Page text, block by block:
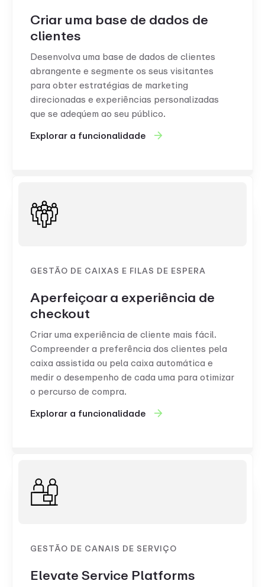
Criar uma base de dados de
clientes
Desenvolva uma base de dados de clientes
abrangente e segmente os seus visitantes
para obter estratégias de marketing
direcionadas e experiências personalizadas
que se adeqúem ao seu público.
Explorar a funcionalidade
GESTÃO DE CAIXAS E FILAS DE ESPERA
Aperfeiçoar a experiência de
checkout
Criar uma experiência de cliente mais fácil.
Compreender a preferência dos clientes pela
caixa assistida ou pela caixa automática e
medir o desempenho de cada uma para otimizar
o percurso de compra.
Explorar a funcionalidade
GESTÃO DE CANAIS DE SERVIÇO
Elevate Service Platforms